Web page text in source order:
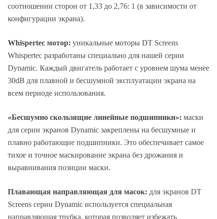
соотношении сторон от 1,33 до 2,76: 1 (в зависимости от
конфигурации экрана).
Whispertec мотор: уникальные моторы DT Screens
Whispertec разработаны специально для нашей серии
Dynamic. Каждый двигатель работает с уровнем шума менее
30dB для плавной и бесшумной эксплуатации экрана на
всем периоде использования.
«Бесшумно скользящие линейные подшипники»: маски
для серии экранов Dynamic закреплены на бесшумные и
плавно работающие подшипники. Это обеспечивает самое
тихое и точное маскирование экрана без дрожания и
выравнивания позиции маски.
Плавающая направляющая для масок: для экранов DT
Screens серии Dynamic используется специальная
направляющая трубка, которая позволяет избежать